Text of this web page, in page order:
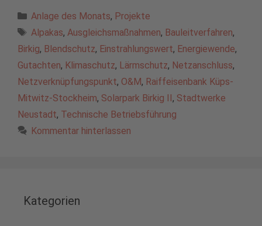
Kategorien
Anlage des Monats, Projekte
Schlagwörter
Alpakas, Ausgleichsmaßnahmen, Bauleitverfahren,
Birkig, Blendschutz, Einstrahlungswert, Energiewende,
Gutachten, Klimaschutz, Lärmschutz, Netzanschluss,
Netzverknüpfungspunkt, O&M, Raiffeisenbank Küps-
Mitwitz-Stockheim, Solarpark Birkig II , Stadtwerke
Neustadt, Technische Betriebsführung
Kommentar hinterlassen
Kategorien